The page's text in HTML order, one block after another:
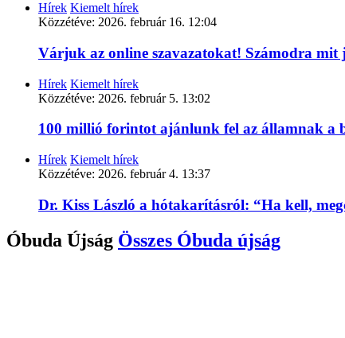
Hírek Kiemelt hírek
Közzétéve: 2026. február 16. 12:04
Várjuk az online szavazatokat! Számodra mit
Hírek Kiemelt hírek
Közzétéve: 2026. február 5. 13:02
100 millió forintot ajánlunk fel az államnak a
Hírek Kiemelt hírek
Közzétéve: 2026. február 4. 13:37
Dr. Kiss László a hótakarításról: “Ha kell,
Óbuda Újság Összes Óbuda újság